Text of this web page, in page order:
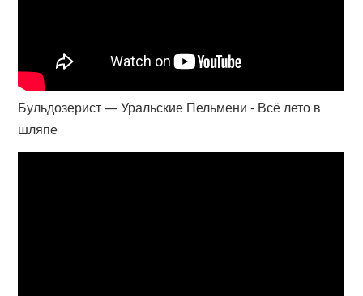
Бульдозерист — Уральские Пельмени - Всё лето в
шляпе